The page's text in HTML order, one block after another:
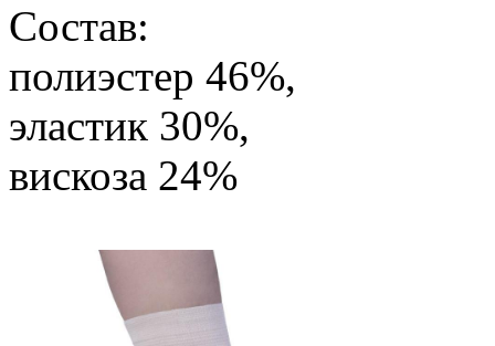
Состав:
полиэстер 46%,
эластик 30%,
вискоза 24%